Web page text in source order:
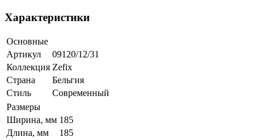
Характеристики
Основные
Артикул
09120/12/31
Коллекция Zefix
Страна
Бельгия
Стиль
Современный
Размеры
Ширина, мм 185
Длина, мм
185